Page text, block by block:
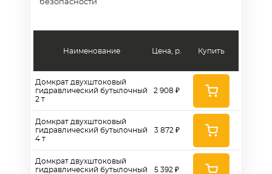
безопасности
Наименование
Домкрат двухштоковый
гидравлический бутылочный
2 т
Домкрат двухштоковый
гидравлический бутылочный
4 т
Домкрат двухштоковый
гидравлический бутылочный
Цена, р.
2 908 ₽
3 872 ₽
5 392 ₽
Купить